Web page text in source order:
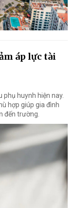
áp lực tài
huynh hiện nay.
hợp giúp gia đình
đến trường.